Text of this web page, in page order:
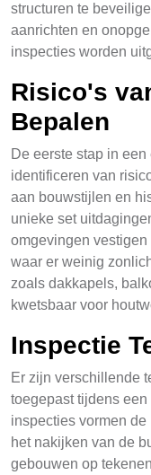
structuren te
aanrichten en
inspecties worden
Risico's
Bepalen
De eerste stap in
identificeren van
aan bouwstijlen en
unieke set
omgevingen
waar er weinig
zoals dakkapels,
kwetsbaar voor
Inspectie
Er zijn verschillende
toegepast tijdens
inspecties vormen
het nakijken van de
gebouwen op